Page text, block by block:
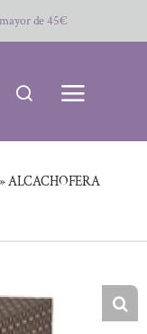
de 45€
»ALCACHOFERA